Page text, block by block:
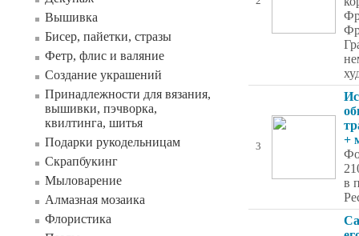
Вышивка
Бисер, пайетки, стразы
Фетр, флис и валяние
Создание украшений
Принадлежности для вязания,
вышивки, пэчворка,
квилтинга, шитья
Подарки рукодельницам
Скрапбукинг
Мыловарение
Алмазная мозаика
Флористика
3
+
в